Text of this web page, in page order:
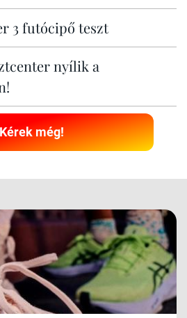
3 futócipő teszt
nyílik a
Kérek még!